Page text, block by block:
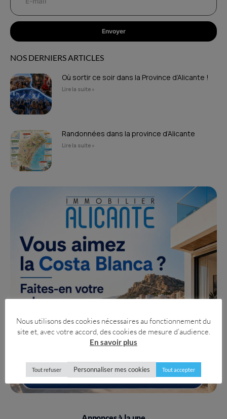
Envoyer
NOS DERNIERS ARTICLES
Où sortir ce soir dans la Province d’Alicante !
Lire la suite »
Randonnées dans la province d’Alicante
Lire la suite »
Nous utilisons des cookies nécessaires au fonctionnement du
site et, avec votre accord, des cookies de mesure d’audience.
En savoir plus
Tout refuser Personnaliser mes cookies Tout accepter